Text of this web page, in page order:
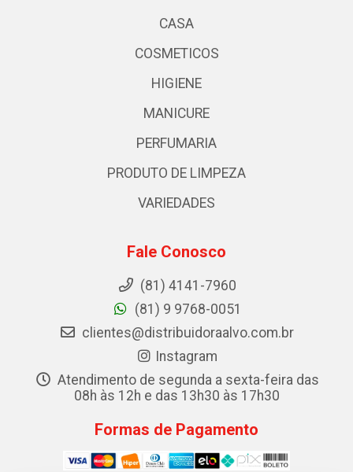
CASA
COSMETICOS
HIGIENE
MANICURE
PERFUMARIA
PRODUTO DE LIMPEZA
VARIEDADES
Fale Conosco
(81) 4141-7960
(81) 9 9768-0051
clientes@distribuidoraalvo.com.br
Instagram
Atendimento de segunda a sexta-feira das
08h às 12h e das 13h30 às 17h30
Formas de Pagamento